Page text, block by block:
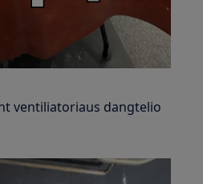
ventiliatoriaus dangtelio